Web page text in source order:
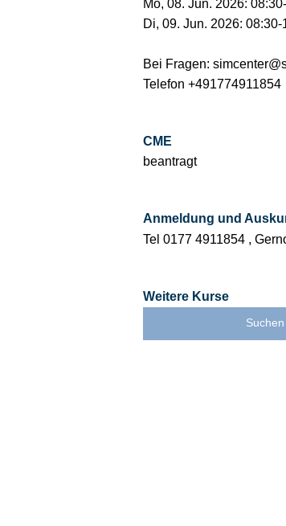
Mo, 08. Jun. 2026:
Di, 09. Jun. 2026: 08:30-
Bei Fragen:
Telefon +491774911854
CME
beantragt
Anmeldung und
Tel 0177 4911854 ,
Weitere Kurse
Suchen